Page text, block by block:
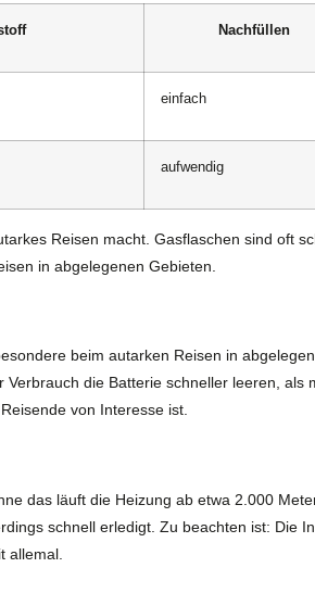
Nachfüllen
einfach
aufwendig
Reisen macht. Gasflaschen sind oft
in abgelegenen Gebieten.
beim autarken Reisen in
die Batterie schneller leeren,
von Interesse ist.
das läuft die Heizung ab etwa 2.000
schnell erledigt. Zu beachten ist: Die
allemal.